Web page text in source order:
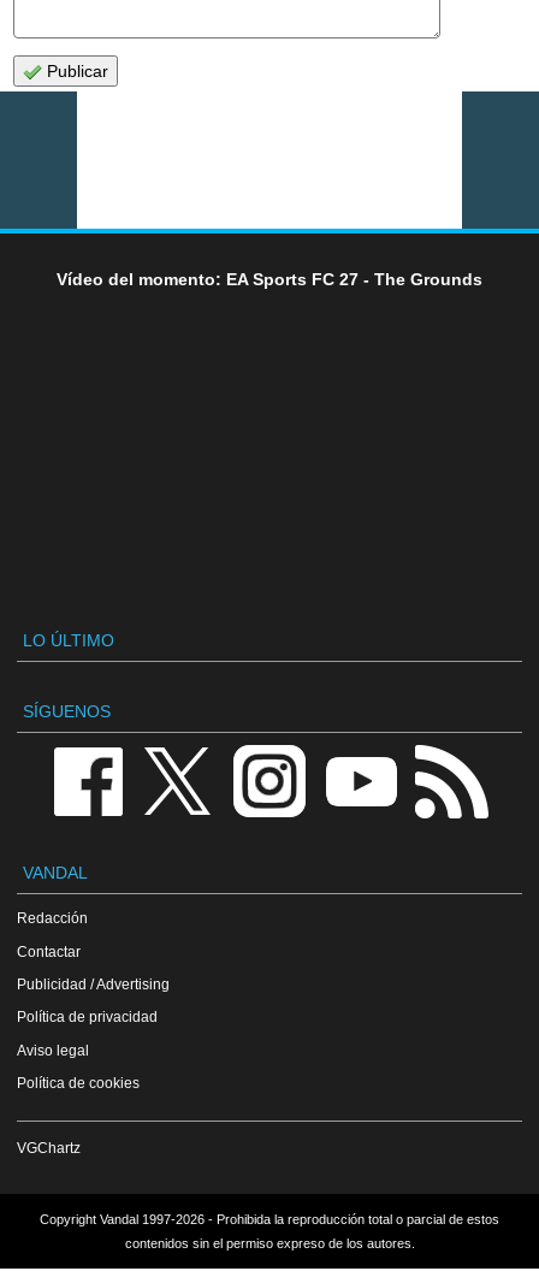
Publicar
Vídeo del momento: EA Sports FC 27 - The Grounds
LO ÚLTIMO
SÍGUENOS
VANDAL
Redacción
Contactar
Publicidad / Advertising
Política de privacidad
Aviso legal
Política de cookies
VGChartz
Copyright Vandal 1997-2026 - Prohibida la reproducción total o parcial de estos
contenidos sin el permiso expreso de los autores.